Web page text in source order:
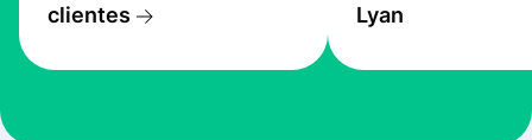
clientes
the exchange
at Profee is very
Lyan